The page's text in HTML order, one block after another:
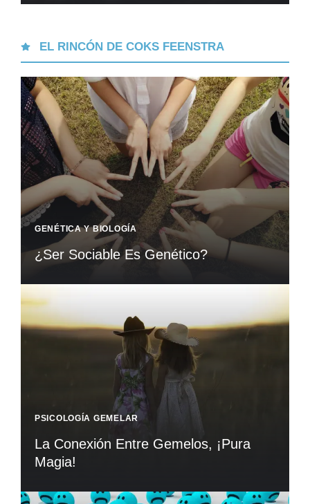
EL RINCÓN DE COKS FEENSTRA
GENÉTICA Y BIOLOGÍA
¿Ser Sociable Es Genético?
PSICOLOGÍA GEMELAR
La Conexión Entre Gemelos, ¡Pura
Magia!